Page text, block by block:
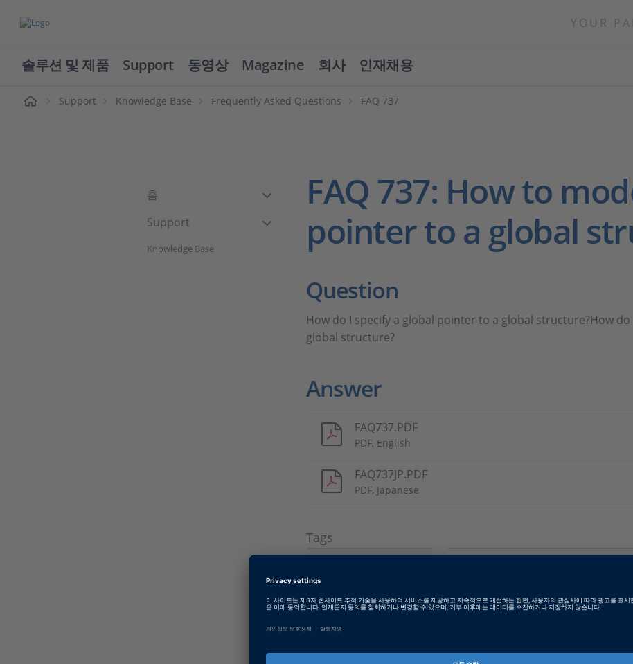
YOUR
솔루션 및 제품 Support 동영상 Magazine 회사 인재채용
Support Knowledge Base Frequently Asked Questions FAQ 737
홈
Support
Knowledge Base
FAQ 737: How to
pointer to a global
Question
How do I specify a global pointer to a global structure?How
global structure?
Answer
FAQ737.PDF
PDF, English
FAQ737JP.PDF
PDF, Japanese
Tags
제품군
인포메이션 타입
FAQ